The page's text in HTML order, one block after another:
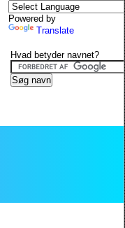
Powered by
Translate
Hvad betyder navnet?